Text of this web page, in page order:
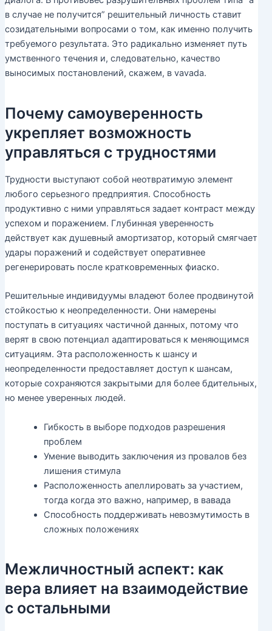
в случае не получится” решительный личность ставит
созидательными вопросами о том, как именно получить
требуемого результата. Это радикально изменяет путь
умственного течения и, следовательно, качество
выносимых постановлений, скажем, в vavada.
Почему самоуверенность
укрепляет возможность
управляться с трудностями
Трудности выступают собой неотвратимую элемент
любого серьезного предприятия. Способность
продуктивно с ними управляться задает контраст между
успехом и поражением. Глубинная уверенность
действует как душевный амортизатор, который смягчает
удары поражений и содействует оперативнее
регенерировать после кратковременных фиаско.
Решительные индивидуумы владеют более продвинутой
стойкостью к неопределенности. Они намерены
поступать в ситуациях частичной данных, потому что
верят в свою потенциал адаптироваться к меняющимся
ситуациям. Эта расположенность к шансу и
неопределенности предоставляет доступ к шансам,
которые сохраняются закрытыми для более бдительных,
но менее уверенных людей.
Гибкость в выборе подходов разрешения
проблем
Умение выводить заключения из провалов без
лишения стимула
Расположенность апеллировать за участием,
тогда когда это важно, например, в вавада
Способность поддерживать невозмутимость в
сложных положениях
Межличностный аспект: как
вера влияет на взаимодействие
с остальными